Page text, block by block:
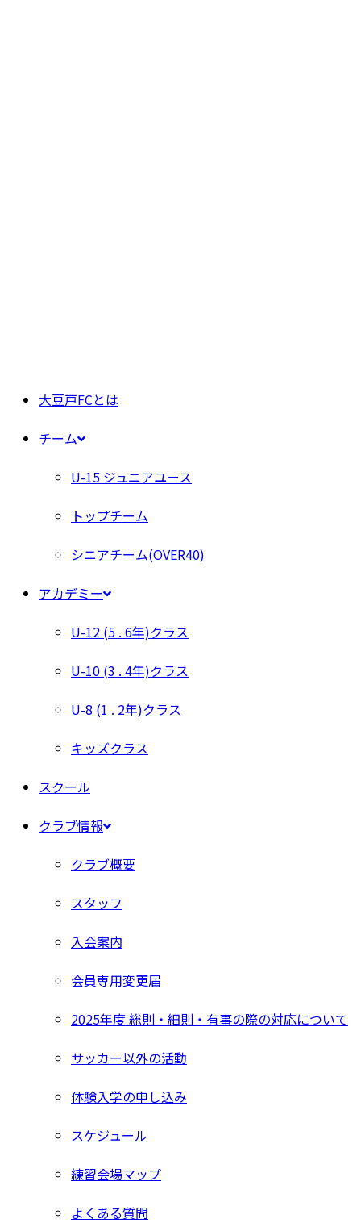
大豆戸FCとは
チーム
U-15 ジュニアユース
トップチーム
シニアチーム(OVER40)
アカデミー
U-12 (5 . 6年)クラス
U-10 (3 . 4年)クラス
U-8 (1 . 2年)クラス
キッズクラス
スクール
クラブ情報
クラブ概要
スタッフ
入会案内
会員専用変更届
2025年度 総則・細則・有事の際の対応について
サッカー以外の活動
体験入学の申し込み
スケジュール
練習会場マップ
よくある質問